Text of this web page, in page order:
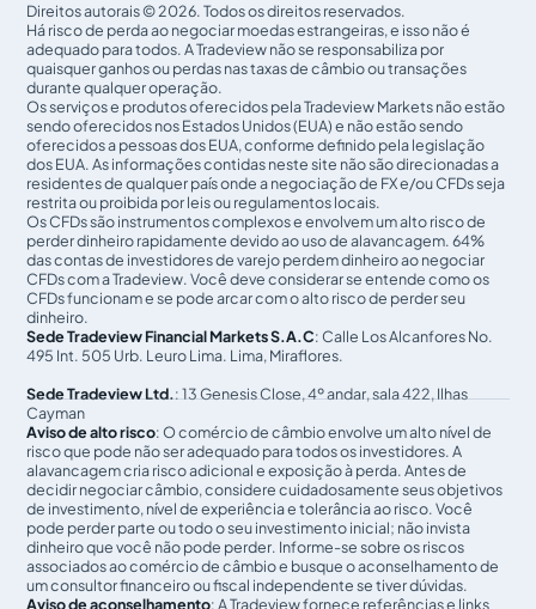
Direitos autorais © 2026. Todos os direitos reservados.
Há risco de perda ao negociar moedas estrangeiras, e isso não é
adequado para todos. A Tradeview não se responsabiliza por
quaisquer ganhos ou perdas nas taxas de câmbio ou transações
durante qualquer operação.
Os serviços e produtos oferecidos pela Tradeview Markets não estão
sendo oferecidos nos Estados Unidos (EUA) e não estão sendo
oferecidos a pessoas dos EUA, conforme definido pela legislação
dos EUA. As informações contidas neste site não são direcionadas a
residentes de qualquer país onde a negociação de FX e/ou CFDs seja
restrita ou proibida por leis ou regulamentos locais.
Os CFDs são instrumentos complexos e envolvem um alto risco de
perder dinheiro rapidamente devido ao uso de alavancagem. 64%
das contas de investidores de varejo perdem dinheiro ao negociar
CFDs com a Tradeview. Você deve considerar se entende como os
CFDs funcionam e se pode arcar com o alto risco de perder seu
dinheiro.
Sede Tradeview Financial Markets S.A.C: Calle Los Alcanfores No.
495 Int. 505 Urb. Leuro Lima. Lima, Miraflores.
Sede Tradeview Ltd.: 13 Genesis Close, 4º andar, sala 422, Ilhas
Cayman
Aviso de alto risco: O comércio de câmbio envolve um alto nível de
risco que pode não ser adequado para todos os investidores. A
alavancagem cria risco adicional e exposição à perda. Antes de
decidir negociar câmbio, considere cuidadosamente seus objetivos
de investimento, nível de experiência e tolerância ao risco. Você
pode perder parte ou todo o seu investimento inicial; não invista
dinheiro que você não pode perder. Informe-se sobre os riscos
associados ao comércio de câmbio e busque o aconselhamento de
um consultor financeiro ou fiscal independente se tiver dúvidas.
Aviso de aconselhamento: A Tradeview fornece referências e links